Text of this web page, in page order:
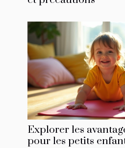
Explorer les
pour les petits